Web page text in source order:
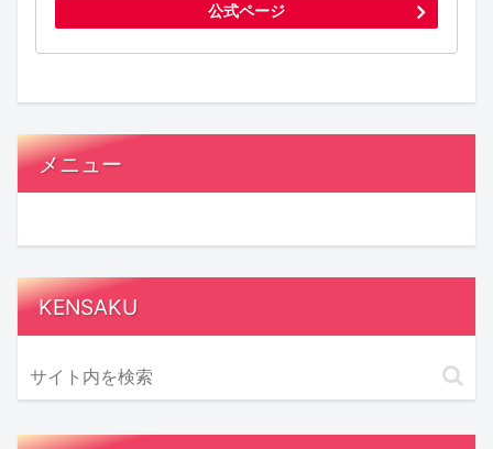
公式ページ
メニュー
KENSAKU